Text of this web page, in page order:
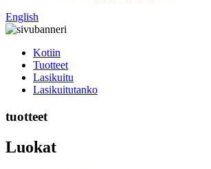
English
Kotiin
Tuotteet
Lasikuitu
Lasikuitutanko
tuotteet
Luokat